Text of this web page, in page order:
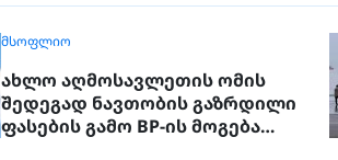
ᲛᲡᲝᲤᲚᲘᲝ
ახლო აღმოსავლეთის ომის
შედეგად ნავთობის გაზრდილი
ფასების გამო BP-ის მოგება